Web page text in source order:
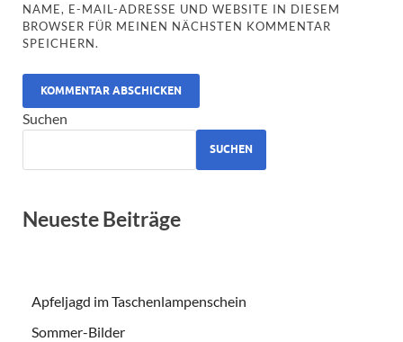
NAME, E-MAIL-ADRESSE UND WEBSITE IN DIESEM
BROWSER FÜR MEINEN NÄCHSTEN KOMMENTAR
SPEICHERN.
ALTERNATIVE:
Suchen
SUCHEN
Neueste Beiträge
Apfeljagd im Taschenlampenschein
Sommer-Bilder